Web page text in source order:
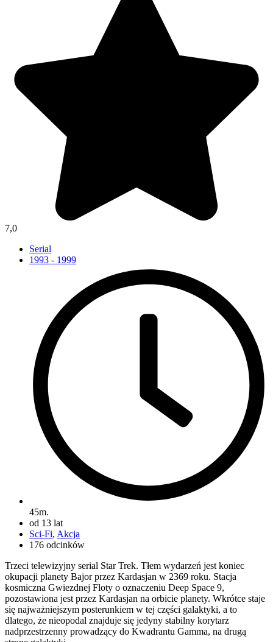
7,0
Serial
1993 - 1999
45m.
od 13 lat
Sci-Fi, Akcja
176 odcinków
Trzeci telewizyjny serial Star Trek. Tłem wydarzeń jest koniec
okupacji planety Bajor przez Kardasjan w 2369 roku. Stacja
kosmiczna Gwiezdnej Floty o oznaczeniu Deep Space 9,
pozostawiona jest przez Kardasjan na orbicie planety. Wkrótce staje
się najważniejszym posterunkiem w tej części galaktyki, a to
dlatego, że nieopodal znajduje się jedyny stabilny korytarz
nadprzestrzenny prowadzący do Kwadrantu Gamma, na drugą